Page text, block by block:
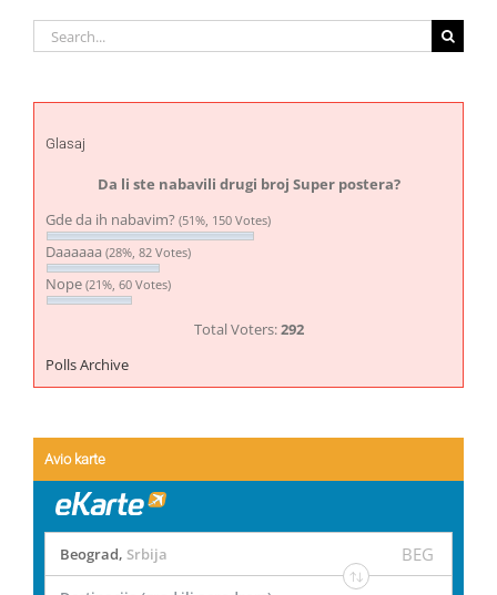
Search
for:
Glasaj
Da li ste nabavili drugi broj Super postera?
Gde da ih nabavim? (51%, 150 Votes)
Daaaaaa (28%, 82 Votes)
Nope (21%, 60 Votes)
Total Voters:292
Polls Archive
Avio karte
Beograd, Srbija BEG